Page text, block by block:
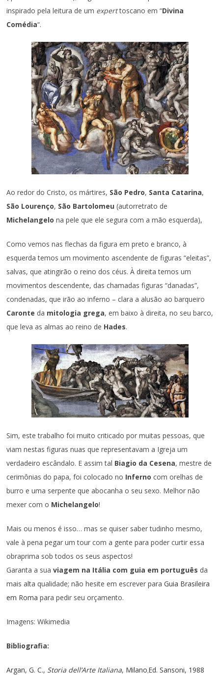
inspirado pela leitura de um experttoscano em “Divina
Comédia“.
Ao redor do Cristo, os mártires, São Pedro, Santa Catarina,
São Lourenço, São Bartolomeu(autorretrato de
Michelangelona pele que ele segura com a mão esquerda),
Como vemos nas flechas da figura em preto e branco, à
esquerda temos um movimento ascendente de figuras “eleitas”,
salvas, que atingirão o reino dos céus. À direita temos um
movimentos descendente, das chamadas figuras “danadas”,
condenadas, que irão ao inferno – clara a alusão ao barqueiro
Caronte da mitologia grega, em baixo à direita, no seu barco,
que leva as almas ao reino de Hades.
Sim, este trabalho foi muito criticado por muitas pessoas, que
viam nestas figuras nuas que representavam a Igreja um
verdadeiro escândalo. E assim tal Biagio da Cesena, mestre de
cerimônias do papa, foi colocado no Infernocom orelhas de
burro e uma serpente que abocanha o seu sexo. Melhor não
mexer com o Michelangelo!
Mais ou menos é isso… mas se quiser saber tudinho mesmo,
vale à pena pegar um tour com a gente para poder curtir essa
obraprima sob todos os seus aspectos!
Garanta a suaviagem na Itália com guia em português da
mais alta qualidade; não hesite em escrever paraGuia Brasileira
em Roma para pedir seu orçamento.
Imagens: Wikimedia
Bibliografia:
Argan, G. C., Storia dell’Arte Italiana, MilanoEd. Sansoni, 1988